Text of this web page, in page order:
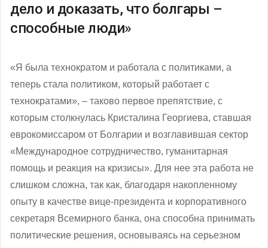
дело и доказать, что болгары –
способные люди»
«Я была технократом и работала с политиками, а
теперь стала политиком, который работает с
технократами», ‒ таково первое препятствие, с
которым столкнулась Кристалина Георгиева, ставшая
еврокомиссаром от Болгарии и возглавившая сектор
«Международное сотрудничество, гуманитарная
помощь и реакция на кризисы». Для нее эта работа не
слишком сложна, так как, благодаря накопленному
опыту в качестве вице-президента и корпоративного
секретаря Всемирного банка, она способна принимать
политические решения, основываясь на серьезном